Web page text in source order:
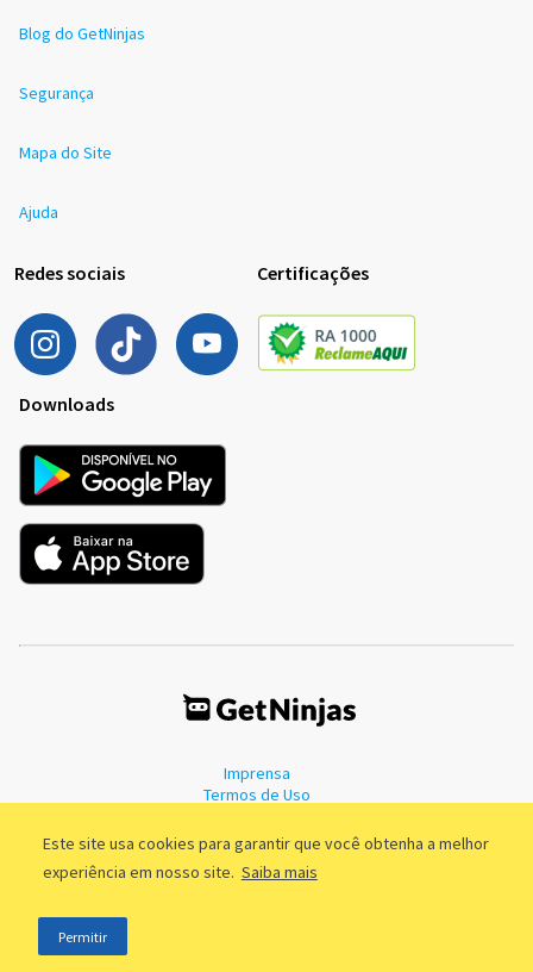
Este site usa cookies para garantir que você obtenha a melhor
experiência em nosso site. Saiba mais
Permitir
Blog do GetNinjas
Segurança
Mapa do Site
Ajuda
Redes sociais Certificações
Downloads
Imprensa
Termos de Uso
©2011 - 2026, GetNinjas LTDA. CNPJ 55.744.877/0001-89 - Rua Dr.
Fernandes Coelho, 85 - 3º andar - São Paulo/SP - Brasil